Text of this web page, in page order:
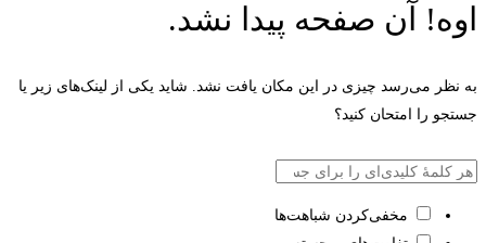
اوه! آن صفحه پیدا نشد.
به نظر می‌رسد چیزی در این مکان یافت نشد. شاید یکی از لینک‌های زیر یا
جستجو را امتحان کنید؟
مخفی‌کردن شباهت‌ها